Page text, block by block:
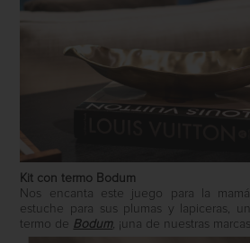
Kit con termo Bodum
Nos encanta este juego para la
estuche para sus plumas y lapiceras,
termo de Bodum, ¡una de nuestras